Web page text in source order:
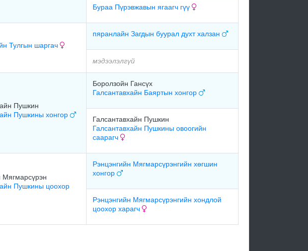
Бураа Пүрэвжавын ягаагч гүү
Тулгын шаргач
пяранлайн Загдын буурал духт халзан
мэдээлэлгүй
Пушкин
Пушкины хонгор
Боролзойн Гансүх
Галсантавхайн Баяртын хонгор
Галсантавхайн Пушкин
Галсантавхайн Пушкины овоогийн
саарагч
Мягмарсүрэн
Пушкины цоохор
Рэнцэнгийн Мягмарсүрэнгийн хөгшин
хонгор
Рэнцэнгийн Мягмарсүрэнгийн хондлой
цоохор харагч